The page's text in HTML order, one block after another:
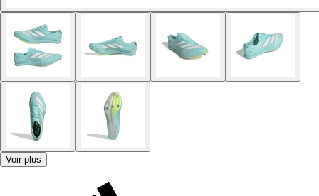
Voir plus